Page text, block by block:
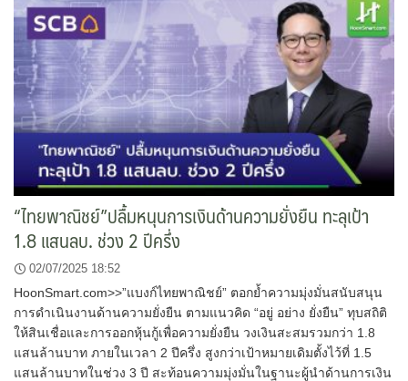
“ไทยพาณิชย์”ปลื้มหนุนการเงินด้านความยั่งยืน ทะลุเป้า
1.8 แสนลบ. ช่วง 2 ปีครึ่ง
02/07/2025 18:52
HoonSmart.com>>”แบงก์ไทยพาณิชย์” ตอกย้ำความมุ่งมั่นสนับสนุน
การดำเนินงานด้านความยั่งยืน ตามแนวคิด “อยู่ อย่าง ยั่งยืน” ทุบสถิติ
ให้สินเชื่อและการออกหุ้นกู้เพื่อความยั่งยืน วงเงินสะสมรวมกว่า 1.8
แสนล้านบาท ภายในเวลา 2 ปีครึ่ง สูงกว่าเป้าหมายเดิมตั้งไว้ที่ 1.5
แสนล้านบาทในช่วง 3 ปี สะท้อนความมุ่งมั่นในฐานะผู้นำด้านการเงิน